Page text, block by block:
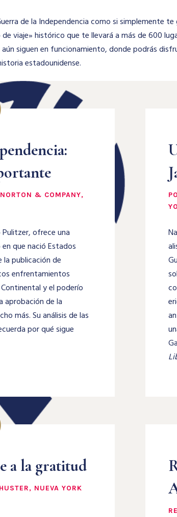
de la Independencia como si simplemente
viaje» histórico que te llevará a más de 600
siguen en funcionamiento, donde podrás
estadounidense.
& COMPANY,
ofrece una
que nació Estados
la publicación de
enfrentamientos
y el poderío
aprobación de la
más. Su análisis de las
por qué sigue
a la gratitud
NUEVA YORK